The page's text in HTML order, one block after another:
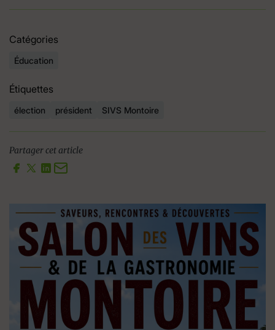
Catégories
Éducation
Étiquettes
élection président SIVS Montoire
Partager cet article